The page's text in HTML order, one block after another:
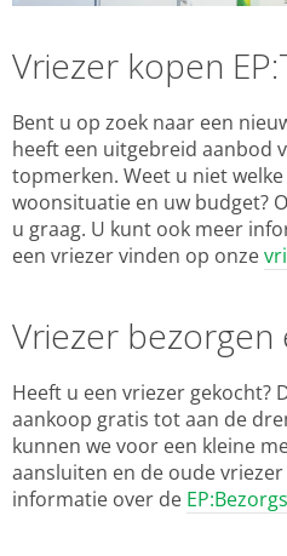
Vriezer kopen
Bent u op zoek naar een
heeft een uitgebreid aanbod
topmerken. Weet u niet
woonsituatie en uw budget?
u graag. U kunt ook meer
een vriezer vinden op onze
Vriezer bezorgen
Heeft u een vriezer gekocht?
aankoop gratis tot aan de
kunnen we voor een kleine
aansluiten en de oude
informatie over de